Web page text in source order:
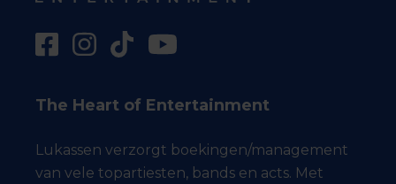
The Heart of Entertainment
Lukassen verzorgt boekingen/management
van vele topartiesten, bands en acts. Met